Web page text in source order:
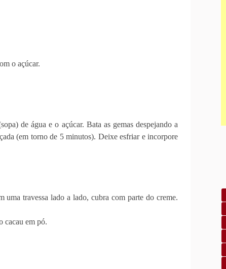
o açúcar.
de água e o açúcar. Bata as gemas despejando a
(em torno de 5 minutos). Deixe esfriar e incorpore
uma travessa lado a lado, cubra com parte do creme.
cacau em pó.